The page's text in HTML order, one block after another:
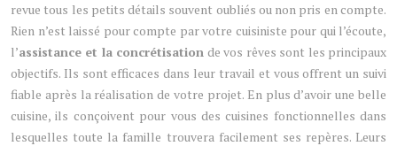
revue tous les petits détails souvent oubliés ou non pris en compte.
Rien n’est laissé pour compte par votre cuisiniste pour qui l’écoute,
l’assistance et la concrétisation de vos rêves sont les principaux
objectifs. Ils sont efficaces dans leur travail et vous offrent un suivi
fiable après la réalisation de votre projet. En plus d’avoir une belle
cuisine, ils conçoivent pour vous des cuisines fonctionnelles dans
lesquelles toute la famille trouvera facilement ses repères. Leurs